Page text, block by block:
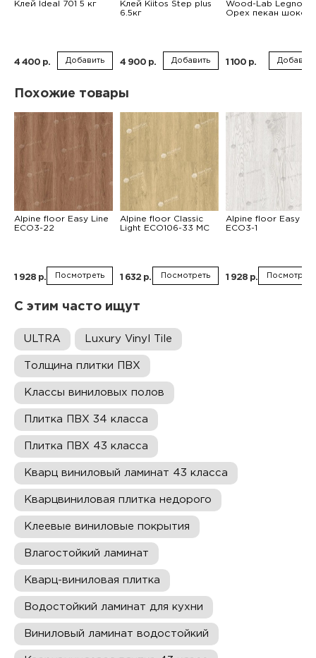
Клей Ideal 701 5 кг
4 400 р. Добавить
Клей Kiitos Step plus
6.5кг
4 900 р. Добавить
Wood-Lab Legno
Орех пекан
1 100 р. Добавить
Похожие товары
Alpine floor Easy Line
ЕСО3-22
1 928 р. Посмотреть
Alpine floor Classic
Light ЕСО106-33 MC
1 632 р. Посмотреть
Alpine floor Easy
ЕСО3-1
1 928 р. Посмотреть
С этим часто ищут
ULTRA Luxury Vinyl Tile
Толщина плитки ПВХ
Классы виниловых полов
Плитка ПВХ 34 класса
Плитка ПВХ 43 класса
Кварц виниловый ламинат 43 класса
Кварцвиниловая плитка недорого
Клеевые виниловые покрытия
Влагостойкий ламинат
Кварц-виниловая плитка
Водостойкий ламинат для кухни
Виниловый ламинат водостойкий